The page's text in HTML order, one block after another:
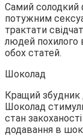
Самий солодкий
потужним
трактати
людей похилого
обох статей.
Шоколад
Кращий збудник
Шоколад
стан
додавання в